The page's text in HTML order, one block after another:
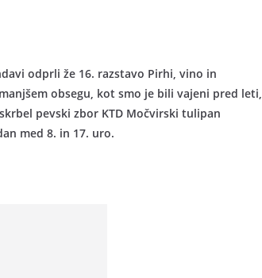
odprli že 16. razstavo Pirhi, vino in
obsegu, kot smo je bili vajeni pred leti,
pevski zbor KTD Močvirski tulipan
med 8. in 17. uro.